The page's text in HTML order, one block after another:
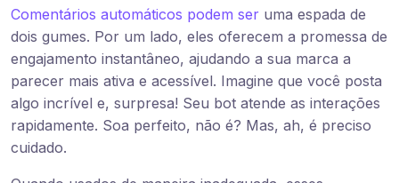
Comentários automáticos podem ser uma espada de
dois gumes. Por um lado, eles oferecem a promessa de
engajamento instantâneo, ajudando a sua marca a
parecer mais ativa e acessível. Imagine que você posta
algo incrível e, surpresa! Seu bot atende as interações
rapidamente. Soa perfeito, não é? Mas, ah, é preciso
cuidado.